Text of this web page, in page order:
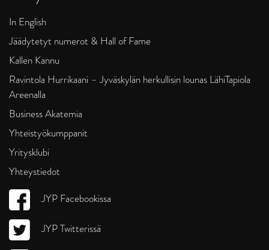
In English
Jäädytetyt numerot & Hall of Fame
Kallen Kannu
Ravintola Hurrikaani – Jyväskylän herkullisin lounas LähiTapiola
Areenalla
Business Akatemia
Yhteistyökumppanit
Yritysklubi
Yhteystiedot
JYP Facebookissa
JYP Twitterissä